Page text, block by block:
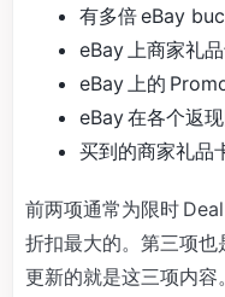
有多倍 eBay
eBay 上商家礼
eBay 上的
eBay 在各个返
买到的商家礼品
前两项通常为限时
折扣最大的。第三项
更新的就是这三项内